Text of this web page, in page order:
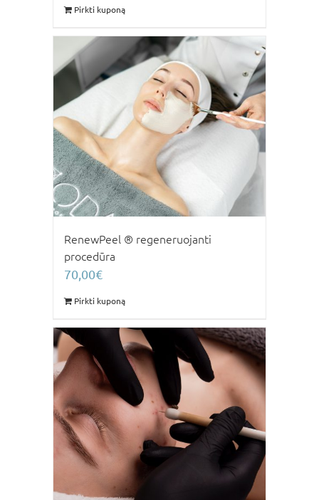
Pirkti kuponą
RenewPeel ® regeneruojanti
procedūra
70,00€
Pirkti kuponą